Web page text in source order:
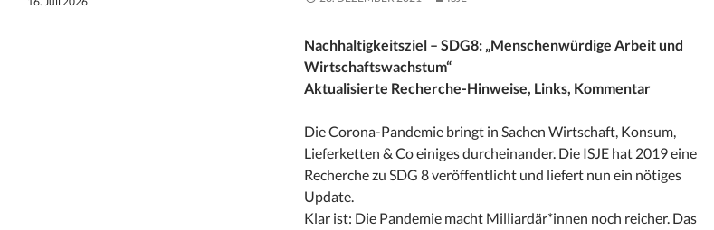
Nachhaltigkeitsziel – SDG8: „Menschenwürdige Arbeit und
Wirtschaftswachstum“
Aktualisierte Recherche-Hinweise, Links, Kommentar
Die Corona-Pandemie bringt in Sachen Wirtschaft, Konsum,
Lieferketten & Co einiges durcheinander. Die ISJE hat 2019 eine
Recherche zu SDG 8 veröffentlicht und liefert nun ein nötiges
Update.
Klar ist: Die Pandemie macht Milliardär*innen noch reicher. Das